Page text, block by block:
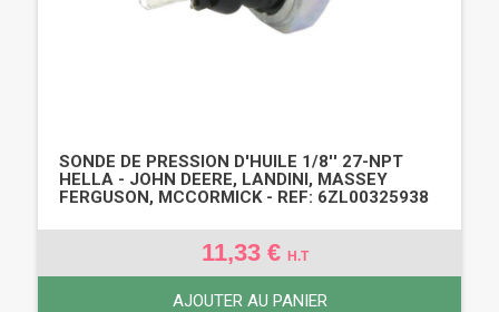
SONDE DE PRESSION D'HUILE 1/8'' 27-NPT
HELLA - JOHN DEERE, LANDINI, MASSEY
FERGUSON, MCCORMICK - REF: 6ZL00325938
11,33 € H.T
AJOUTER AU PANIER